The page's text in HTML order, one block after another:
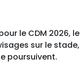
le CDM 2026,
sur le
poursuivent.